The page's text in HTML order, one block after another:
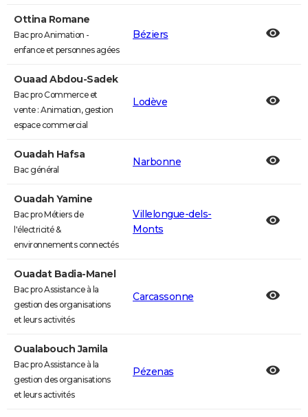
Ottina Romane
Bac pro Animation -
enfance et personnes agées
Béziers
Ouaad Abdou-Sadek
Bac pro Commerce et
vente : Animation, gestion
espace commercial
Lodève
Ouadah Hafsa
Bac général
Narbonne
Ouadah Yamine
Bac pro Métiers de
l'électricité &
environnements connectés
Villelongue-dels-
Monts
Ouadat Badia-Manel
Bac pro Assistance à la
gestion des organisations
et leurs activités
Carcassonne
Oualabouch Jamila
Bac pro Assistance à la
gestion des organisations
et leurs activités
Pézenas